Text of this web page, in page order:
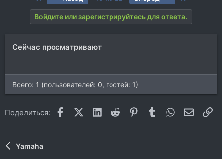
Войдите или зарегистрируйтесь для ответа.
Сейчас просматривают
Всего: 1 (пользователей: 0, гостей: 1)
Поделиться: FacebookX (Twitter)
LinkedIn
Reddit Pinterest
Tumblr WhatsApp
Yamaha